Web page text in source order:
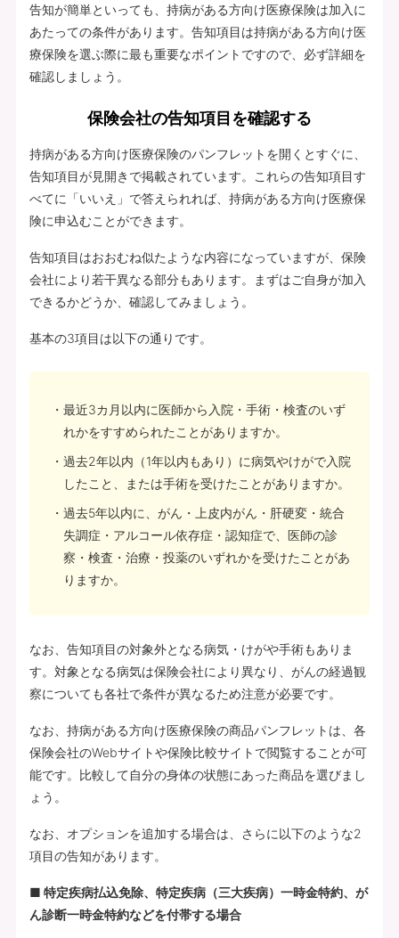
告知が簡単といっても、持病がある方向け医療保険は加入に
あたっての条件があります。告知項目は持病がある方向け医
療保険を選ぶ際に最も重要なポイントですので、必ず詳細を
確認しましょう。
保険会社の告知項目を確認する
持病がある方向け医療保険のパンフレットを開くとすぐに、
告知項目が見開きで掲載されています。これらの告知項目す
べてに「いいえ」で答えられれば、持病がある方向け医療保
険に申込むことができます。
告知項目はおおむね似たような内容になっていますが、保険
会社により若干異なる部分もあります。まずはご自身が加入
できるかどうか、確認してみましょう。
基本の3項目は以下の通りです。
最近3カ月以内に医師から入院・手術・検査のいず
れかをすすめられたことがありますか。
過去2年以内（1年以内もあり）に病気やけがで入院
したこと、または手術を受けたことがありますか。
過去5年以内に、がん・上皮内がん・肝硬変・統合
失調症・アルコール依存症・認知症で、医師の診
察・検査・治療・投薬のいずれかを受けたことがあ
りますか。
なお、告知項目の対象外となる病気・けがや手術もありま
す。対象となる病気は保険会社により異なり、がんの経過観
察についても各社で条件が異なるため注意が必要です。
なお、持病がある方向け医療保険の商品パンフレットは、各
保険会社のWebサイトや保険比較サイトで閲覧することが可
能です。比較して自分の身体の状態にあった商品を選びまし
ょう。
なお、オプションを追加する場合は、さらに以下のような2
項目の告知があります。
■ 特定疾病払込免除、特定疾病（三大疾病）一時金特約、が
ん診断一時金特約などを付帯する場合